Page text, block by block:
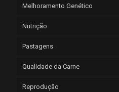
Melhoramento Genético
Nutrição
Pastagens
Qualidade da Carne
Reprodução